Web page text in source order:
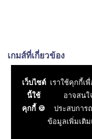
เกมส์ที่เกี่ยวข้อง
RPG, Action
Monster Hunter
เว็บไซต์
นี้ใช้
คุกกี้ 🍪
เราใช้คุกกี้เ
อาจสนใ
ประสบกา
ข้อมูลเพิ่มเติ